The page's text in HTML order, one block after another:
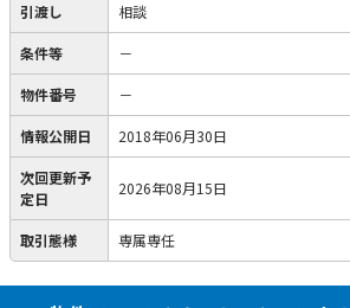
引渡し 相談
条件等 －
物件番号 －
情報公開日 2018年06月30日
次回更新予
定日
2026年08月15日
取引態様 専属専任